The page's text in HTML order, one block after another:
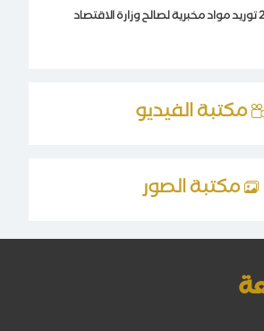
عطاء رقم 109/ 2023 توريد مواد مخبرية لصالح وزارة الاقتصاد
مكتبة الفيديو
مكتبة الصور